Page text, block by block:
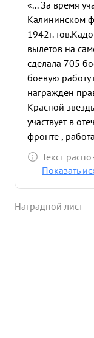
«... За время
Калининском
1942г.
вылетов на
сделала 705
боевую
награжден
Красной
участвует в
фронте ,
овладел
добившись
Уверенно и
дневных и 18
Текст
Показать
Наградной лист